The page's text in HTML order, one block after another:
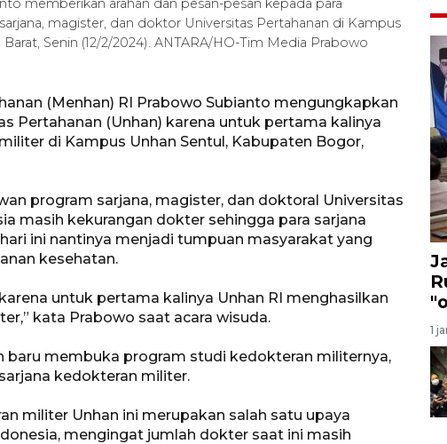
memberikan arahan dan pesan-pesan kepada para
magister, dan doktor Universitas Pertahanan di Kampus
Senin (12/2/2024). ANTARA/HO-Tim Media Prabowo
(Menhan) RI Prabowo Subianto mengungkapkan
Pertahanan (Unhan) karena untuk pertama kalinya
di Kampus Unhan Sentul, Kabupaten Bogor,
program sarjana, magister, dan doktoral Universitas
masih kekurangan dokter sehingga para sarjana
ini nantinya menjadi tumpuan masyarakat yang
kesehatan.
untuk pertama kalinya Unhan RI menghasilkan
kata Prabowo saat acara wisuda.
baru membuka program studi kedokteran militernya,
kedokteran militer.
militer Unhan ini merupakan salah satu upaya
mengingat jumlah dokter saat ini masih
1